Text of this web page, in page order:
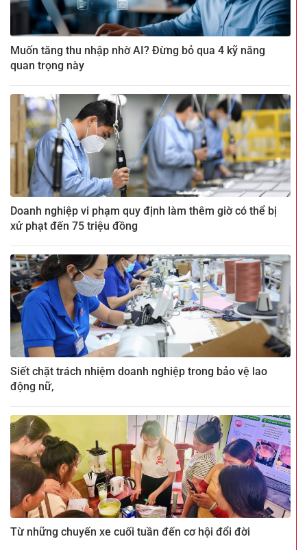
Muốn tăng thu nhập nhờ AI? Đừng bỏ qua 4 kỹ năng
quan trọng này
Doanh nghiệp vi phạm quy định làm thêm giờ có thể bị
xử phạt đến 75 triệu đồng
Siết chặt trách nhiệm doanh nghiệp trong bảo vệ lao
động nữ,
Từ những chuyến xe cuối tuần đến cơ hội đổi đời